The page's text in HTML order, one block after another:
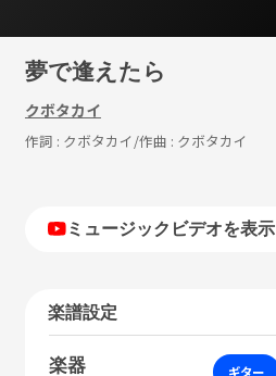
夢で逢えたら
クボタカイ
作詞 : クボタカイ/作曲 : クボタカイ
ミュージックビデオを表示
楽譜設定
楽器 ギター